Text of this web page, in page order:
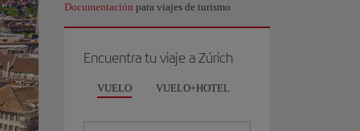
Documentación para viajes de turismo
Encuentra tu viaje a Zúrich
VUELO VUELO+HOTEL